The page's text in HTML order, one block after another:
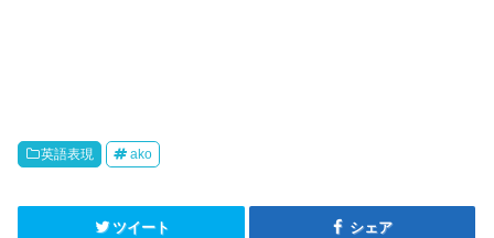
英語表現 ako
ツイート シェア